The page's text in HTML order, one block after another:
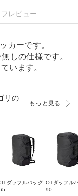
レビュー
カーです。
しの仕様です。
います。
リの
もっと見る
ダッフルバッグ OTダッフル
90